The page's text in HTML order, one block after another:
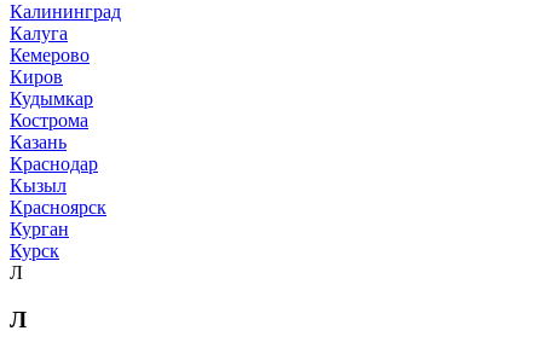
Калининград
Калуга
Кемерово
Киров
Кудымкар
Кострома
Казань
Краснодар
Кызыл
Красноярск
Курган
Курск
Л
Л